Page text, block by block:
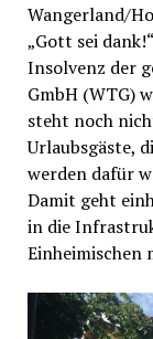
Wangerland/
„Gott sei
Insolvenz der
GmbH (WTG)
steht noch
Urlaubsgäste,
werden dafür
Damit geht
in die